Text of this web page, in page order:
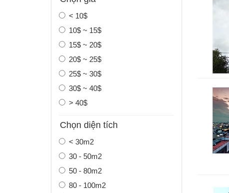
< 10$
10$ ~ 15$
15$ ~ 20$
20$ ~ 25$
25$ ~ 30$
30$ ~ 40$
> 40$
Chọn diện tích
< 30m2
30 - 50m2
50 - 80m2
80 - 100m2